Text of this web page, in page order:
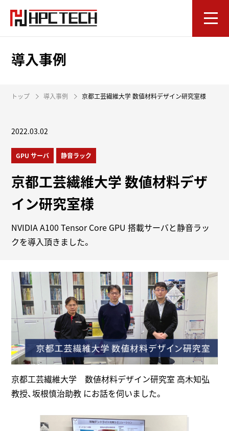
導入事例
トップ 導入事例 京都工芸繊維大学 数値材料デザイン研究室様
GPU サーバ 静音ラック
2022.03.02
京都工芸繊維大学 数値材料デザ
イン研究室様
NVIDIA A100 Tensor Core GPU 搭載サーバと静音ラッ
クを導入頂きました。
京都工芸繊維大学 数値材料デザイン研究室 高木知弘
教授、坂根慎治助教 にお話を伺いました。